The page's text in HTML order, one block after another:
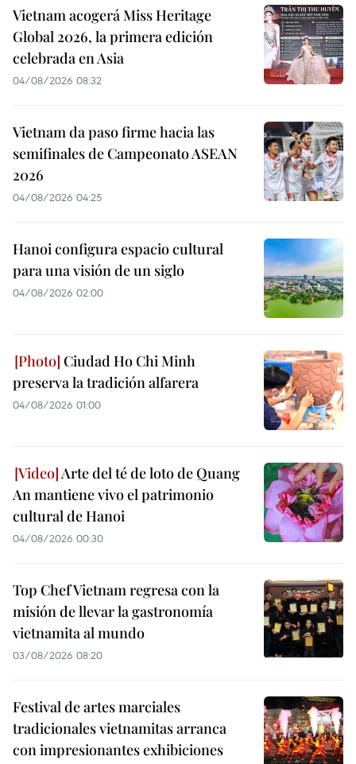
Vietnam acogerá Miss Heritage
Global 2026, la primera edición
celebrada en Asia
04/08/2026 08:32
Vietnam da paso firme hacia las
semifinales de Campeonato ASEAN
2026
04/08/2026 04:25
Hanoi configura espacio cultural
para una visión de un siglo
04/08/2026 02:00
Ciudad Ho Chi Minh
preserva la tradición alfarera
04/08/2026 01:00
Arte del té de loto de Quang
An mantiene vivo el patrimonio
cultural de Hanoi
04/08/2026 00:30
Top Chef Vietnam regresa con la
misión de llevar la gastronomía
vietnamita al mundo
03/08/2026 08:20
Festival de artes marciales
tradicionales vietnamitas arranca
con impresionantes exhibiciones